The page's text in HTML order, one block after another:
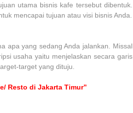
utama bisnis kafe tersebut dibentuk.
mencapai tujuan atau visi bisnis Anda.
apa yang sedang Anda jalankan. Missal
usaha yaitu menjelaskan secara garis
target yang dituju.
Resto di Jakarta Timur”